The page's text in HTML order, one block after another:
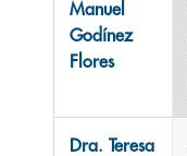
Manuel
Godínez
Flores
Dra. Teresa